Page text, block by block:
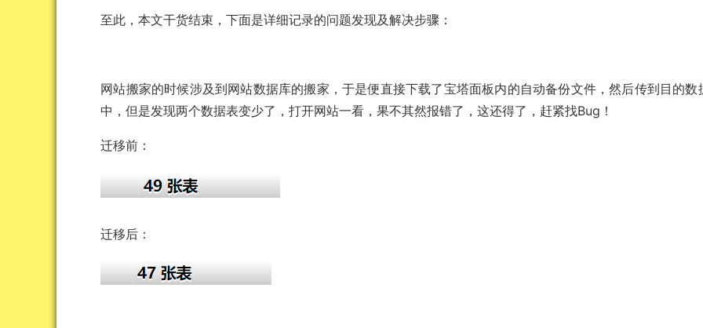
至此，本文干货结束，下面是详细记录的问题发现及解决步骤：
网站搬家的时候涉及到网站数据库的搬家，于是便直接下载了宝塔面板内的自动备份文件，然后传到目的数
中，但是发现两个数据表变少了，打开网站一看，果不其然报错了，这还得了，赶紧找Bug！
迁移前：
迁移后：